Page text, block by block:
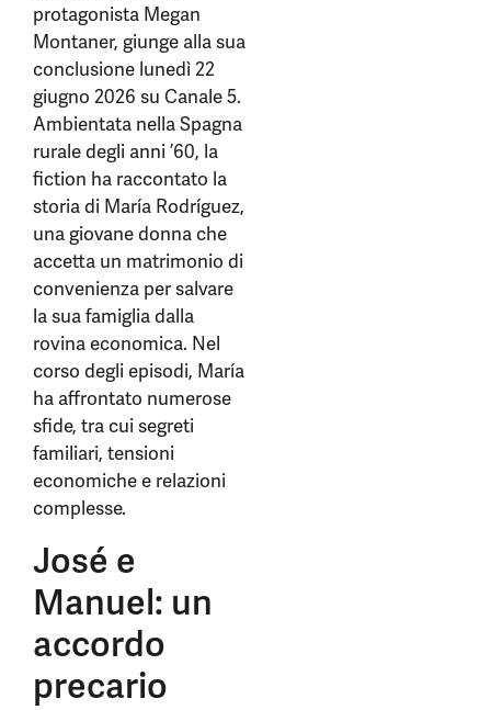
protagonista Megan
Montaner, giunge alla sua
conclusione lunedì 22
giugno 2026 su Canale 5.
Ambientata nella Spagna
rurale degli anni ’60, la
fiction ha raccontato la
storia di María Rodríguez,
una giovane donna che
accetta un matrimonio di
convenienza per salvare
la sua famiglia dalla
rovina economica. Nel
corso degli episodi, María
ha affrontato numerose
sfide, tra cui segreti
familiari, tensioni
economiche e relazioni
complesse.
José e
Manuel: un
accordo
precario